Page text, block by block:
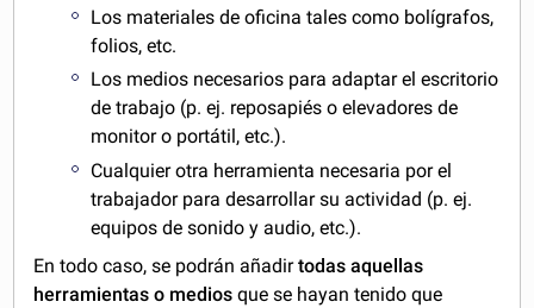
Los materiales de oficina tales como bolígrafos,
folios, etc.
Los medios necesarios para adaptar el escritorio
de trabajo (p. ej. reposapiés o elevadores de
monitor o portátil, etc.).
Cualquier otra herramienta necesaria por el
trabajador para desarrollar su actividad (p. ej.
equipos de sonido y audio, etc.).
En todo caso, se podrán añadirtodas aquellas
herramientas o medios que se hayan tenido que